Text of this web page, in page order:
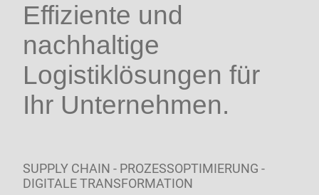
Effiziente und
nachhaltige
Logistiklösungen für
Ihr Unternehmen.
SUPPLY CHAIN - PROZESSOPTIMIERUNG -
DIGITALE TRANSFORMATION